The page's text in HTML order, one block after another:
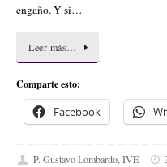
engaño. Y si…
Leer más…
Comparte esto:
Facebook
P. Gustavo Lombardo, IVE